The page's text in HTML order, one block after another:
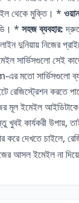
থেকে মুক্তি। *
* সহজ ব্যবহার:
দুনিয়ায় নিজের
সার্ভিসগুলো সেই
মতো সার্ভিসগুলো
রেজিস্ট্রেশন করতে
মূল ইমেইল আইডিটাকে
খুবই কার্যকরী উপায়,
করে দেখতে চাইলে,
আসল ইমেইল না